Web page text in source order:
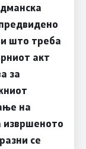
што треба
акт
за
на
извршеното
се